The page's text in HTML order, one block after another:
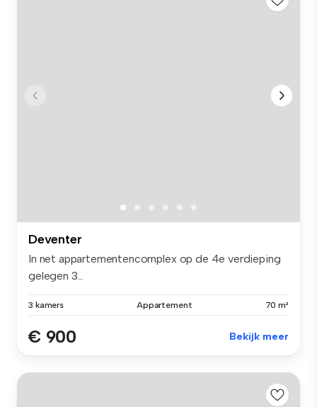
Deventer
In net appartementencomplex op de 4e verdieping
gelegen 3...
3 kamers Appartement 70 m²
€ 900 Bekijk meer